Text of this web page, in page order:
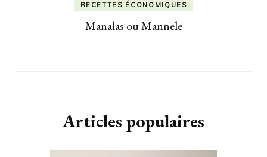
RECETTES ÉCONOMIQUES
Manalas ou Mannele
Articles populaires